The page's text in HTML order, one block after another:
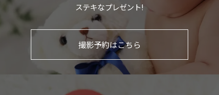
ステキなプレゼント!
撮影予約はこちら